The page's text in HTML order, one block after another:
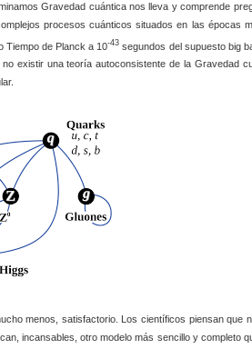
Gravedad cuántica nos lleva y comprende
procesos cuánticos situados en las épocas
Tiempo de Planck a 10-43 segundos del supuesto big
existir una teoría autoconsistente de la Gravedad
menos, satisfactorio. Los científicos piensan que
incansables, otro modelo más sencillo y completo